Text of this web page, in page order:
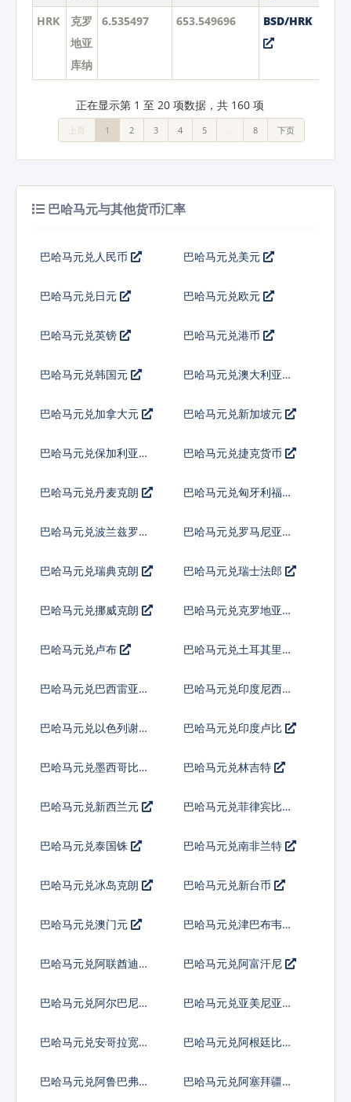
HRK
克罗
地亚
库纳
6.535497 653.549696 BSD/HRK
正在显示第 1 至 20 项数据，共 160 项
上页 1 2 3 4 5 8 下页
巴哈马元与其他货币汇率
巴哈马元兑人民币 巴哈马元兑美元
巴哈马元兑日元 巴哈马元兑欧元
巴哈马元兑英镑 巴哈马元兑港币
巴哈马元兑韩国元 巴哈马元兑澳大利亚元
巴哈马元兑加拿大元 巴哈马元兑新加坡元
巴哈马元兑保加利亚列
巴哈马元兑捷克货币
巴哈马元兑丹麦克朗 巴哈马元兑匈牙利福林
巴哈马元兑波兰兹罗提
巴哈马元兑罗马尼亚新
巴哈马元兑瑞典克朗 巴哈马元兑瑞士法郎
巴哈马元兑挪威克朗
巴哈马元兑克罗地亚库
巴哈马元兑卢布 巴哈马元兑土耳其里拉
巴哈马元兑巴西雷亚尔
巴哈马元兑印度尼西亚
巴哈马元兑以色列谢克
巴哈马元兑印度卢比
巴哈马元兑墨西哥比索 巴哈马元兑林吉特
巴哈马元兑新西兰元 巴哈马元兑菲律宾比索
巴哈马元兑泰国铢 巴哈马元兑南非兰特
巴哈马元兑冰岛克朗 巴哈马元兑新台币
巴哈马元兑澳门元 巴哈马元兑津巴布韦币
巴哈马元兑阿联酋迪拉
巴哈马元兑阿富汗尼
巴哈马元兑阿尔巴尼亚
巴哈马元兑亚美尼亚德
巴哈马元兑安哥拉宽扎 巴哈马元兑阿根廷比索
巴哈马元兑阿鲁巴弗罗
巴哈马元兑阿塞拜疆马